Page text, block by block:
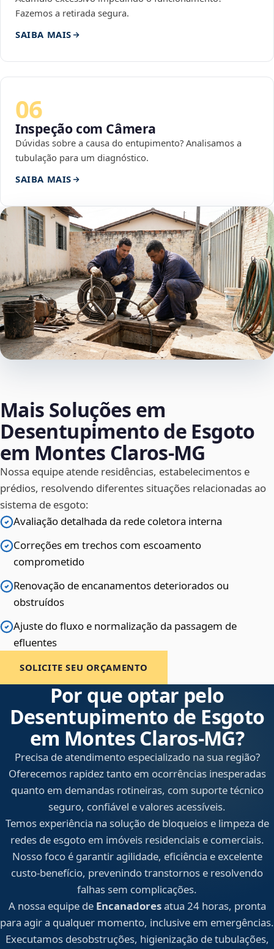
Fazemos a retirada segura.
SAIBA MAIS
06
Inspeção com Câmera
Dúvidas sobre a causa do entupimento? Analisamos a
tubulação para um diagnóstico.
SAIBA MAIS
Mais Soluções em
Desentupimento de Esgoto
em Montes Claros‑MG
Nossa equipe atende residências, estabelecimentos e
prédios, resolvendo diferentes situações relacionadas ao
sistema de esgoto:
Avaliação detalhada da rede coletora interna
Correções em trechos com escoamento
comprometido
Renovação de encanamentos deteriorados ou
obstruídos
Ajuste do fluxo e normalização da passagem de
efluentes
SOLICITE SEU ORÇAMENTO
Por que optar pelo
Desentupimento de Esgoto
em Montes Claros‑MG?
Precisa de atendimento especializado na sua região?
Oferecemos rapidez tanto em ocorrências inesperadas
quanto em demandas rotineiras, com suporte técnico
seguro, confiável e valores acessíveis.
Temos experiência na solução de bloqueios e limpeza de
redes de esgoto em imóveis residenciais e comerciais.
Nosso foco é garantir agilidade, eficiência e excelente
custo-benefício, prevenindo transtornos e resolvendo
falhas sem complicações.
A nossa equipe de Encanadoresatua 24 horas, pronta
para agir a qualquer momento, inclusive em emergências.
Executamos desobstruções, higienização de tubulações,